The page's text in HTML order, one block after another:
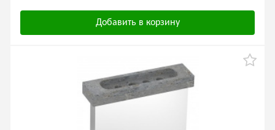
Добавить в корзину